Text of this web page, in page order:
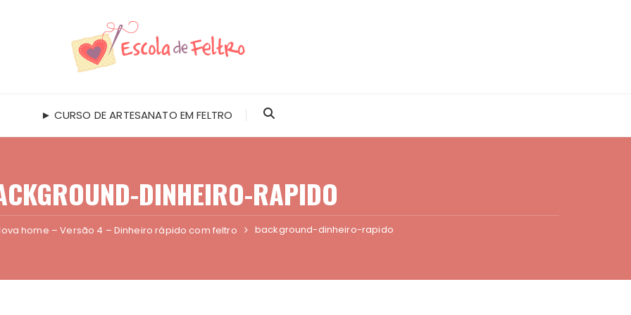
► CURSO DE ARTESANATO EM FELTRO
DINHEIRO-RAPIDO
home – Versão 4 – Dinheiro rápido com feltro background-dinheiro-rapido